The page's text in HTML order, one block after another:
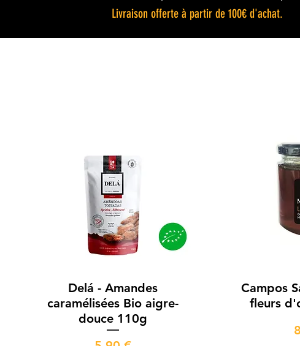
Aperçu rapide
Delá - Amandes
caramélisées Bio aigre-
douce 110g
Campos
fleurs
Livraison offerte à partir de 100€ d'achat.